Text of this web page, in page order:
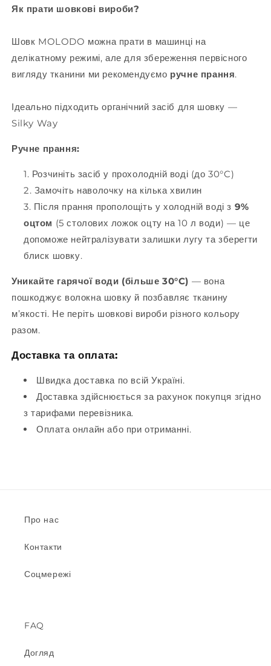
Як прати шовкові вироби?
Шовк MOLODO можна прати в машинці на
делікатному режимі, але для збереження первісного
вигляду тканини ми рекомендуємо ручне прання.
Ідеально підходить органічний засіб для шовку —
Silky Way
Ручне прання:
Розчиніть засіб у прохолодній воді (до 30°C)
Замочіть наволочку на кілька хвилин
Після прання прополощіть у холодній воді з 9%
оцтом (5 столових ложок оцту на 10 л води) — це
допоможе нейтралізувати залишки лугу та зберегти
блиск шовку.
Уникайте гарячої води (більше 30°C) — вона
пошкоджує волокна шовку й позбавляє тканину
м’якості. Не періть шовкові вироби різного кольору
разом.
Доставка та оплата:
Швидка доставка по всій Україні.
Доставка здійснюється за рахунок покупця згідно
з тарифами перевізника.
Оплата онлайн або при отриманні.
Про нас
Контакти
Соцмережі
FAQ
Догляд